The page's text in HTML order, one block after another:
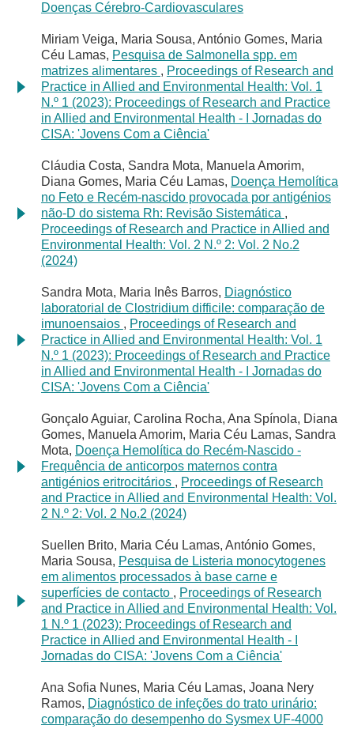
Doenças Cérebro-Cardiovasculares
Miriam Veiga, Maria Sousa, António Gomes, Maria
Céu Lamas, Pesquisa de Salmonella spp. em
matrizes alimentares , Proceedings of Research and
Practice in Allied and Environmental Health: Vol. 1
N.º 1 (2023): Proceedings of Research and Practice
in Allied and Environmental Health - I Jornadas do
CISA: 'Jovens Com a Ciência'
Cláudia Costa, Sandra Mota, Manuela Amorim,
Diana Gomes, Maria Céu Lamas, Doença Hemolítica
no Feto e Recém-nascido provocada por antigénios
não-D do sistema Rh: Revisão Sistemática ,
Proceedings of Research and Practice in Allied and
Environmental Health: Vol. 2 N.º 2: Vol. 2 No.2
(2024)
Sandra Mota, Maria Inês Barros, Diagnóstico
laboratorial de Clostridium difficile: comparação de
imunoensaios , Proceedings of Research and
Practice in Allied and Environmental Health: Vol. 1
N.º 1 (2023): Proceedings of Research and Practice
in Allied and Environmental Health - I Jornadas do
CISA: 'Jovens Com a Ciência'
Gonçalo Aguiar, Carolina Rocha, Ana Spínola, Diana
Gomes, Manuela Amorim, Maria Céu Lamas, Sandra
Mota, Doença Hemolítica do Recém-Nascido -
Frequência de anticorpos maternos contra
antigénios eritrocitários , Proceedings of Research
and Practice in Allied and Environmental Health: Vol.
2 N.º 2: Vol. 2 No.2 (2024)
Suellen Brito, Maria Céu Lamas, António Gomes,
Maria Sousa, Pesquisa de Listeria monocytogenes
em alimentos processados à base carne e
superfícies de contacto , Proceedings of Research
and Practice in Allied and Environmental Health: Vol.
1 N.º 1 (2023): Proceedings of Research and
Practice in Allied and Environmental Health - I
Jornadas do CISA: 'Jovens Com a Ciência'
Ana Sofia Nunes, Maria Céu Lamas, Joana Nery
Ramos, Diagnóstico de infeções do trato urinário:
comparação do desempenho do Sysmex UF-4000